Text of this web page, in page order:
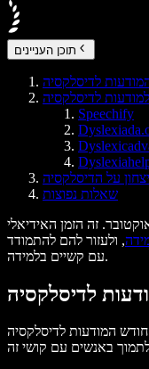
תוכן העניינים
לדיסלקסיה
לדיסלקסיה
Speechify
על הדיסלקסיה
שאלות נפוצות
זה הזמן האידיאלי
, ולעזור להם להתמודד
עם קשיים בלמידה.
לדיסלקסיה
המודעות לדיסלקסיה